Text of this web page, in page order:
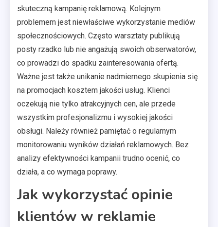
skuteczną kampanię reklamową. Kolejnym
problemem jest niewłaściwe wykorzystanie mediów
społecznościowych. Często warsztaty publikują
posty rzadko lub nie angażują swoich obserwatorów,
co prowadzi do spadku zainteresowania ofertą.
Ważne jest także unikanie nadmiernego skupienia się
na promocjach kosztem jakości usług. Klienci
oczekują nie tylko atrakcyjnych cen, ale przede
wszystkim profesjonalizmu i wysokiej jakości
obsługi. Należy również pamiętać o regularnym
monitorowaniu wyników działań reklamowych. Bez
analizy efektywności kampanii trudno ocenić, co
działa, a co wymaga poprawy.
Jak wykorzystać opinie
klientów w reklamie